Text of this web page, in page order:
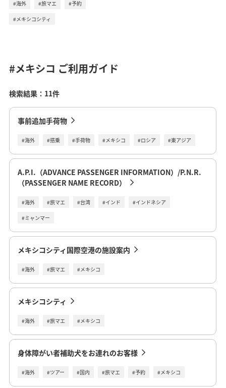
#海外 #旅マエ #予約
#メキシコシティ
#メキシコ ご利用ガイド
検索結果：11件
事前追加手荷物
#海外 #搭乗 #手荷物 #メキシコ #ロシア #東アジア
A.P.I.（ADVANCE PASSENGER INFORMATION）/P.N.R.
（PASSENGER NAME RECORD）
#海外 #旅マエ #台湾 #インド #インドネシア
#ミャンマー
メキシコシティ国際空港の施設案内
#海外 #旅マエ #メキシコ
メキシコシティ
#海外 #旅マエ #メキシコ
身体障がい者補助犬をお連れのお客様
#海外 #ツアー #国内 #旅マエ #予約 #メキシコ